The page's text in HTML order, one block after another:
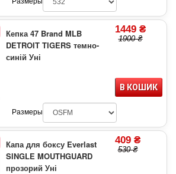
Кепка 47 Brand MLB
DETROIT TIGERS темно-
синій Уні
1449 ₴
1900 ₴
В КОШИК
Размеры
Капа для боксу Everlast
SINGLE MOUTHGUARD
прозорий Уні
409 ₴
530 ₴